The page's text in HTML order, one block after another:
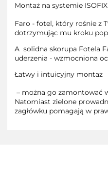
Montaż na systemie ISOFIX
Faro - fotel, który rośnie z
dotrzymując mu kroku
A solidna skorupa Fotela
uderzenia - wzmocniona
Łatwy i intuicyjny montaż
– można go zamontować
Natomiast zielone
zagłówku pomagają w